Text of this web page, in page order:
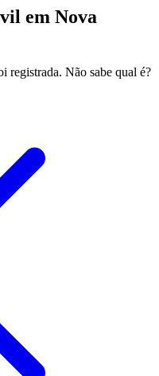
em Nova
registrada. Não sabe qual é?